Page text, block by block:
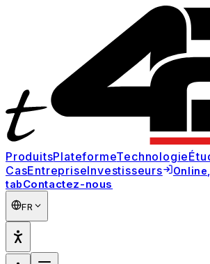
ProduitsPlateformeTechnologie
CasEntrepriseInvestisseurs Online
tabContactez-nous
FR